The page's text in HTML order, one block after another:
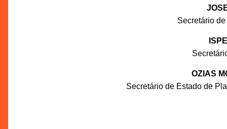
Secretário
OZIAS
Secretário de Estado de